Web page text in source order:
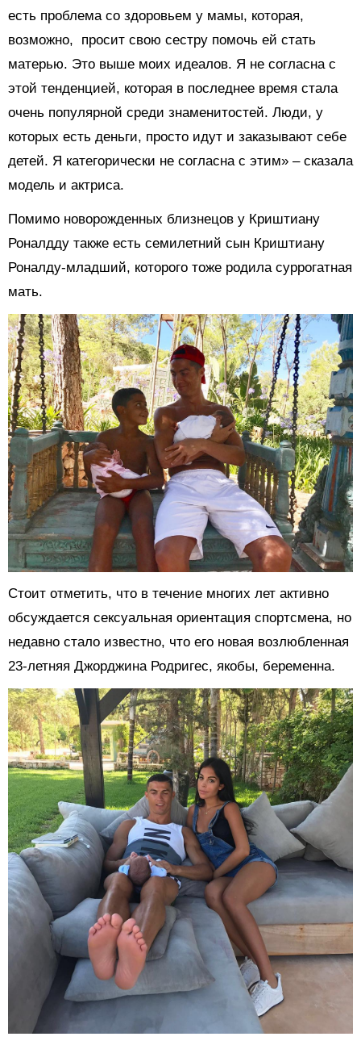
есть проблема со здоровьем у мамы, которая,
возможно, просит свою сестру помочь ей стать
матерью. Это выше моих идеалов. Я не согласна с
этой тенденцией, которая в последнее время стала
очень популярной среди знаменитостей. Люди, у
которых есть деньги, просто идут и заказывают себе
детей. Я категорически не согласна с этим» – сказала
модель и актриса.
Помимо новорожденных близнецов у Криштиану
Роналдду также есть семилетний сын Криштиану
Роналду-младший, которого тоже родила суррогатная
мать.
Стоит отметить, что в течение многих лет активно
обсуждается сексуальная ориентация спортсмена, но
недавно стало известно, что его новая возлюбленная
23-летняя Джорджина Родригес, якобы, беременна.